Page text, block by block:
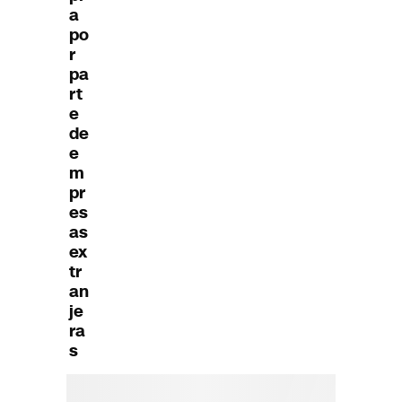
a
po
r
pa
rt
e
de
e
m
pr
es
as
ex
tr
an
je
ra
s